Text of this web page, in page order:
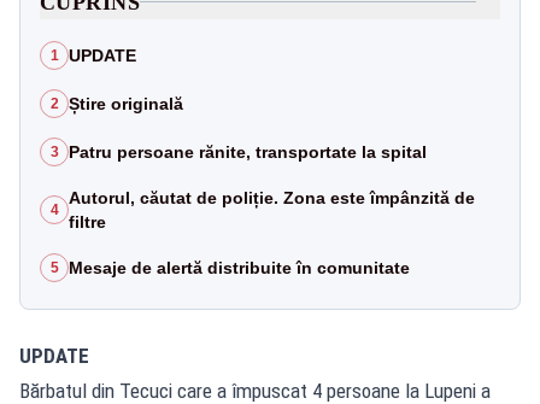
1 UPDATE
2 Știre originală
3 Patru persoane rănite, transportate la spital
4
Autorul, căutat de poliție. Zona este împânzită de
filtre
5 Mesaje de alertă distribuite în comunitate
UPDATE
Bărbatul din Tecuci care a împuscat 4 persoane la Lupeni a